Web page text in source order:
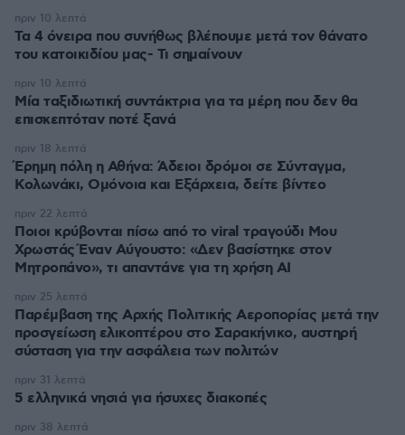
Τα 4 όνειρα που συνήθως βλέπουμε μετά τον θάνατο
του κατοικιδίου μας- Τι σημαίνουν
πριν 10 λεπτά
Μία ταξιδιωτική συντάκτρια για τα μέρη που δεν θα
επισκεπτόταν ποτέ ξανά
πριν 10 λεπτά
Έρημη πόλη η Αθήνα: Άδειοι δρόμοι σε Σύνταγμα,
Κολωνάκι, Ομόνοια και Εξάρχεια, δείτε βίντεο
πριν 18 λεπτά
Ποιοι κρύβονται πίσω από το viral τραγούδι Μου
Χρωστάς Έναν Αύγουστο: «Δεν βασίστηκε στον
Μητροπάνο», τι απαντάνε για τη χρήση AI
πριν 22 λεπτά
Παρέμβαση της Αρχής Πολιτικής Αεροπορίας μετά την
προσγείωση ελικοπτέρου στο Σαρακήνικο, αυστηρή
σύσταση για την ασφάλεια των πολιτών
πριν 25 λεπτά
5 ελληνικά νησιά για ήσυχες διακοπές
πριν 31 λεπτά
πριν 38 λεπτά